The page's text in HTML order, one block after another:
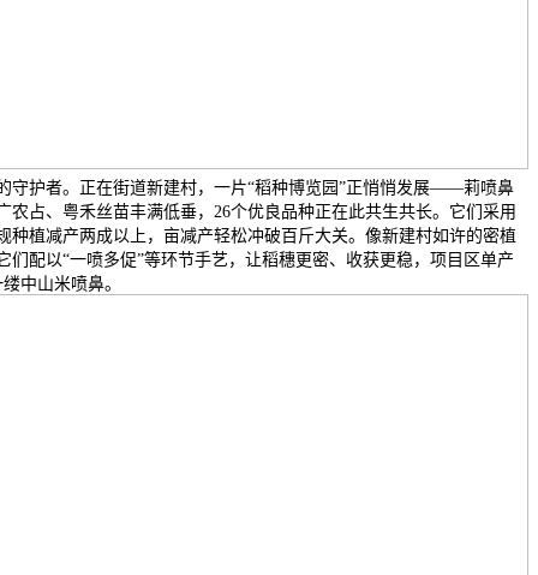
守护者。正在街道新建村，一片“稻种博览园”正悄悄发展——莉喷鼻
农占、粤禾丝苗丰满低垂，26个优良品种正在此共生共长。它们采用
种植减产两成以上，亩减产轻松冲破百斤大关。像新建村如许的密植
们配以“一喷多促”等环节手艺，让稻穗更密、收获更稳，项目区单产
中山米喷鼻。